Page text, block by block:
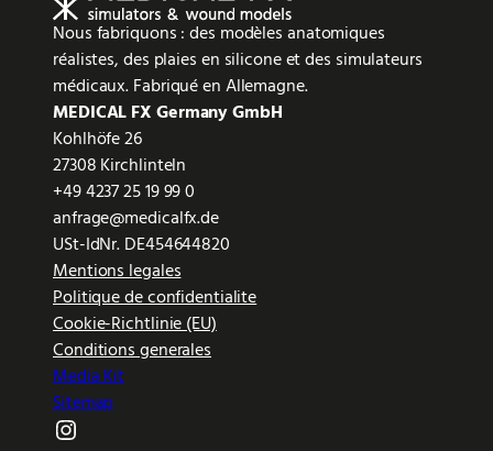
Nous fabriquons : des modèles anatomiques
réalistes, des plaies en silicone et des simulateurs
médicaux. Fabriqué en Allemagne.
MEDICAL FX Germany GmbH
Kohlhöfe 26
27308 Kirchlinteln
+49 4237 25 19 99 0
anfrage@medicalfx.de
USt-IdNr. DE454644820
Mentions legales
Politique de confidentialite
Cookie-Richtlinie (EU)
Conditions generales
Media Kit
Sitemap
Instagram